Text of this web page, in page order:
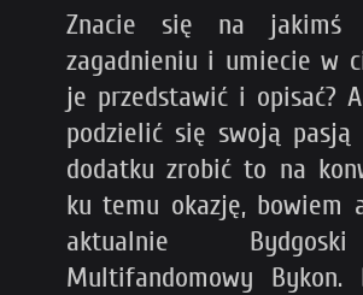
Znacie się na jakimś
zagadnieniu i umiecie w
je przedstawić i opisać?
podzielić się swoją
dodatku zrobić to na
ku temu okazję, bowiem
aktualnie
Multifandomowy Bykon.